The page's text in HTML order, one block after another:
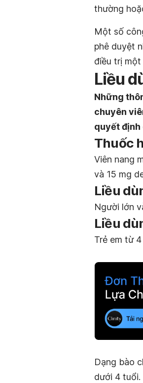
thường
Một số
phê duyệt
điều trị một
Liều
Những
chuyên
quyết định
Thuốc
Viên nang
và 15 mg
Liều
Người lớn
Liều
Trẻ em từ
Dạng bào
dưới 4 tuổi.